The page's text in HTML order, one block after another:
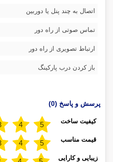
اتصال به چند پنل یا دوربین
تماس صوتی از راه دور
ارتباط تصویری از راه دور
باز کردن درب پارکینگ
پرسش و پاسخ (0)
کیفیت ساخت
قیمت مناسب
زیبایی و کارایی